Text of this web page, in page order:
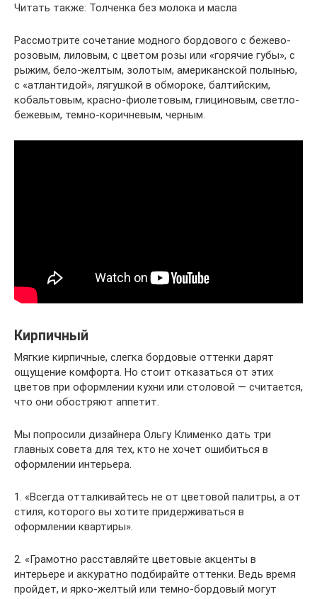
Читать также: Толченка без молока и масла
Рассмотрите сочетание модного бордового с бежево-
розовым, лиловым, с цветом розы или «горячие губы», с
рыжим, бело-желтым, золотым, американской полынью,
с «атлантидой», лягушкой в обмороке, балтийским,
кобальтовым, красно-фиолетовым, глициновым, светло-
бежевым, темно-коричневым, черным.
Кирпичный
Мягкие кирпичные, слегка бордовые оттенки дарят
ощущение комфорта. Но стоит отказаться от этих
цветов при оформлении кухни или столовой — считается,
что они обостряют аппетит.
Мы попросили дизайнера Ольгу Клименко дать три
главных совета для тех, кто не хочет ошибиться в
оформлении интерьера.
1. «Всегда отталкивайтесь не от цветовой палитры, а от
стиля, которого вы хотите придерживаться в
оформлении квартиры».
2. «Грамотно расставляйте цветовые акценты в
интерьере и аккуратно подбирайте оттенки. Ведь время
пройдет, и ярко-желтый или темно-бордовый могут